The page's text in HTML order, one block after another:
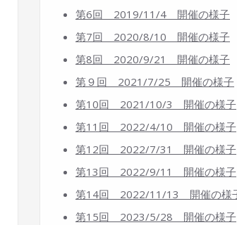
第6回 2019/11/4 開催の様子
第7回 2020/8/10 開催の様子
第8回 2020/9/21 開催の様子
第９回 2021/7/25 開催の様子
第10回 2021/10/3 開催の様子
第11回 2022/4/10 開催の様子
第12回 2022/7/31 開催の様子
第13回 2022/9/11 開催の様子
第14回 2022/11/13 開催の様
第15回 2023/5/28 開催の様子